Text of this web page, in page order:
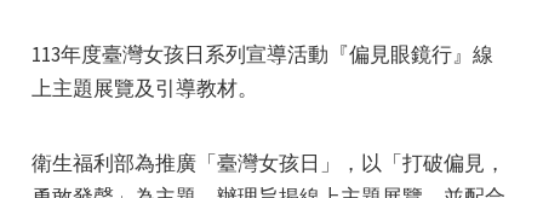
113年度臺灣女孩日系列宣導活動『偏見眼鏡行』線
上主題展覽及引導教材。
衛生福利部為推廣「臺灣女孩日」，以「打破偏見，